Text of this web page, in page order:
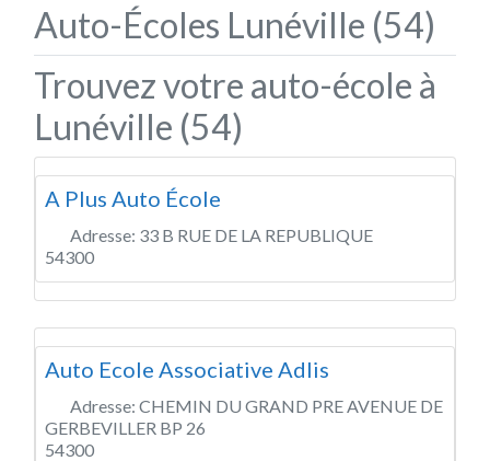
Auto-Écoles Lunéville (54)
Trouvez votre auto-école à
Lunéville (54)
A Plus Auto École
Adresse: 33 B RUE DE LA REPUBLIQUE
54300
Auto Ecole Associative Adlis
Adresse: CHEMIN DU GRAND PRE AVENUE DE
GERBEVILLER BP 26
54300